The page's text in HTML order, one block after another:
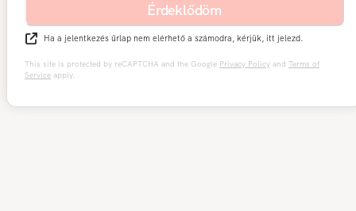
Érdeklődöm
Ha a jelentkezés űrlap nem elérhető a számodra, kérjük, itt jelezd.
This site is protected by reCAPTCHA and the Google Privacy Policy and Terms of
Service apply.